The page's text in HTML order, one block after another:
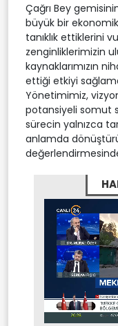
Çağrı Bey
büyük bir
tanıklık ettiklerini
zenginliklerimizin
kaynaklarımızın
ettiği etkiyi
Yönetimimiz,
potansiyeli somut
sürecin yalnızca
anlamda
Mute